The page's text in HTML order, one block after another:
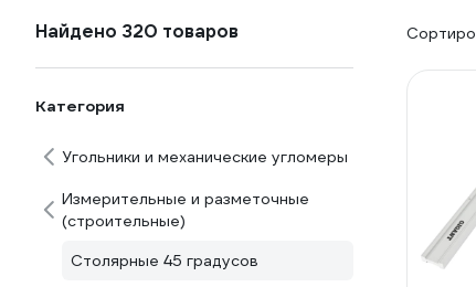
Найдено 320 товаров
Категория
Угольники и механические угломеры
Измерительные и разметочные
(строительные)
Столярные 45 градусов